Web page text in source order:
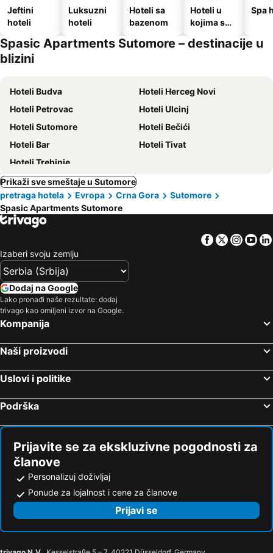
Jeftini
hoteli
Luksuzni
hoteli
Hoteli sa
bazenom
Hoteli u
kojima su
kućni
Spa
Spasic Apartments Sutomore – destinacije u
blizini
Hoteli Budva
Hoteli Herceg Novi
Hoteli Petrovac
Hoteli Ulcinj
Hoteli Sutomore
Hoteli Bečići
Hoteli Bar
Hoteli Tivat
Hoteli Trebinje
Prikaži sve smeštaje u Sutomore
pretraga hotela
Evropa Crna Gora
Sutomore
Spasic Apartments Sutomore
Facebook
Twitter
Izaberi svoju zemlju
Dodaj na Google
Lako pronađi naše rezultate: dodaj
trivago kao omiljeni izvor na Google.
Kompanija
Naši proizvodi
Uslovi i politike
Podrška
Prijavite se za ekskluzivne pogodnosti za
članove
Personalizuj doživljaj
Ponude za lojalnost i cene za članove
Prijavi se